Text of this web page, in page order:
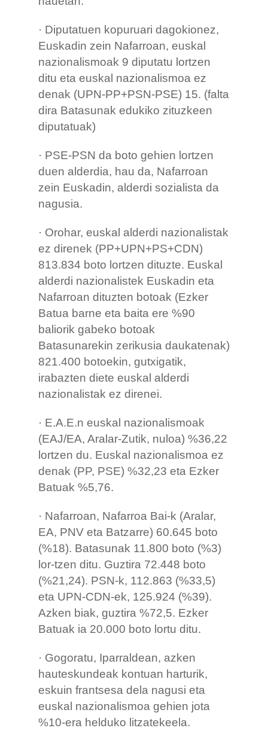
· Diputatuen kopuruari dagokionez,
Euskadin zein Nafarroan, euskal
nazionalismoak 9 diputatu lortzen
ditu eta euskal nazionalismoa ez
denak (UPN-PP+PSN-PSE) 15. (falta
dira Batasunak edukiko zituzkeen
diputatuak)
· PSE-PSN da boto gehien lortzen
duen alderdia, hau da, Nafarroan
zein Euskadin, alderdi sozialista da
nagusia.
· Orohar, euskal alderdi nazionalistak
ez direnek (PP+UPN+PS+CDN)
813.834 boto lortzen dituzte. Euskal
alderdi nazionalistek Euskadin eta
Nafarroan dituzten botoak (Ezker
Batua barne eta baita ere %90
baliorik gabeko botoak
Batasunarekin zerikusia daukatenak)
821.400 botoekin, gutxigatik,
irabazten diete euskal alderdi
nazionalistak ez direnei.
· E.A.E.n euskal nazionalismoak
(EAJ/EA, Aralar-Zutik, nuloa) %36,22
lortzen du. Euskal nazionalismoa ez
denak (PP, PSE) %32,23 eta Ezker
Batuak %5,76.
· Nafarroan, Nafarroa Bai-k (Aralar,
EA, PNV eta Batzarre) 60.645 boto
(%18). Batasunak 11.800 boto (%3)
lor-tzen ditu. Guztira 72.448 boto
(%21,24). PSN-k, 112.863 (%33,5)
eta UPN-CDN-ek, 125.924 (%39).
Azken biak, guztira %72,5. Ezker
Batuak ia 20.000 boto lortu ditu.
· Gogoratu, Iparraldean, azken
hauteskundeak kontuan harturik,
eskuin frantsesa dela nagusi eta
euskal nazionalismoa gehien jota
%10-era helduko litzatekeela.